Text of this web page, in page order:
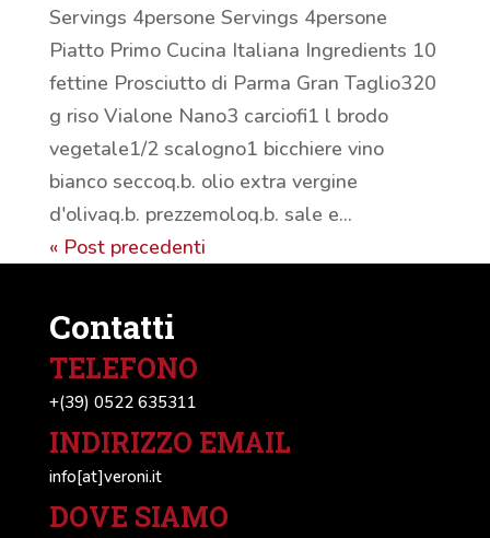
Servings 4persone Servings 4persone
Piatto Primo Cucina Italiana Ingredients 10
fettine Prosciutto di Parma Gran Taglio320
g riso Vialone Nano3 carciofi1 l brodo
vegetale1/2 scalogno1 bicchiere vino
bianco seccoq.b. olio extra vergine
d'olivaq.b. prezzemoloq.b. sale e...
« Post precedenti
Contatti
TELEFONO
+(39) 0522 635311
INDIRIZZO EMAIL
info[at]veroni.it
DOVE SIAMO